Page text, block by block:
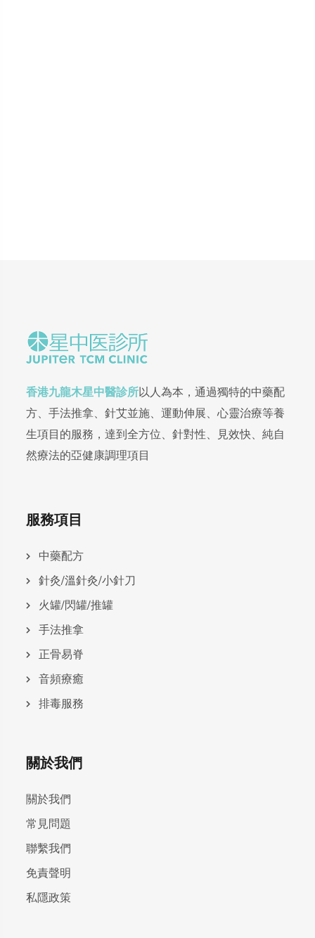
香港九龍木星中醫診所以人為本，通過獨特的中藥配
方、手法推拿、針艾並施、運動伸展、心靈治療等養
生項目的服務，達到全方位、針對性、見效快、純自
然療法的亞健康調理項目
服務項目
中藥配方
針灸/溫針灸/小針刀
火罐/閃罐/推罐
手法推拿
正骨易脊
⾳頻療癒
排毒服務
關於我們
關於我們
常見問題
聯繫我們
免責聲明
私隱政策